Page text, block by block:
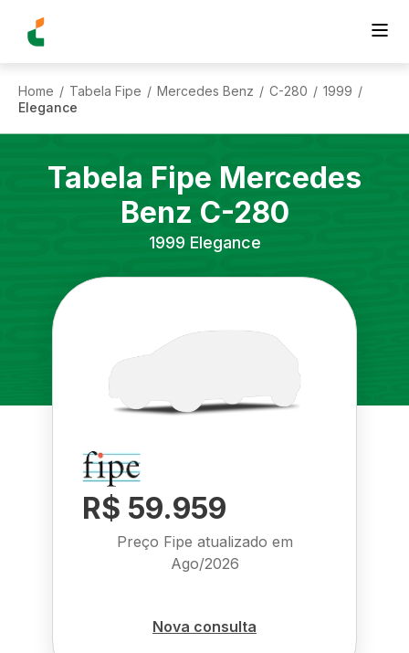
Home / Tabela Fipe / Mercedes Benz / C-280 / 1999 /
Elegance
Tabela Fipe Mercedes
Benz C-280
1999 Elegance
R$ 59.959
Preço Fipe atualizado em
Ago/2026
Nova consulta